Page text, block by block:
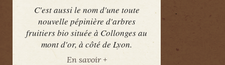
C'est aussi le nom d'une toute
nouvelle pépinière d'arbres
fruitiers bio située à Collonges au
mont d'or, à côté de Lyon.
En savoir +